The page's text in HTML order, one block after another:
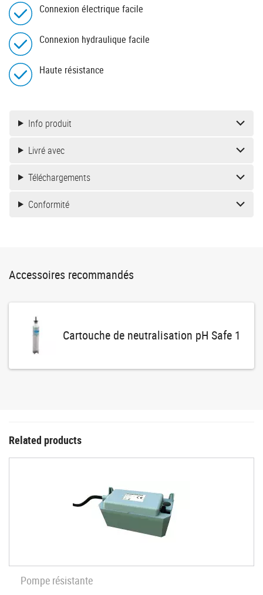
Connexion électrique facile
Connexion hydraulique facile
Haute résistance
Info produit
Livré avec
Téléchargements
Conformité
Accessoires recommandés
Cartouche de neutralisation pH Safe 1
Related products
Pompe résistante